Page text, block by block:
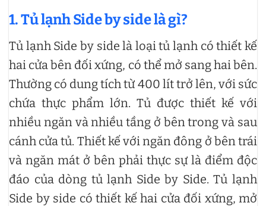
1. Tủ lạnh Side by side là gì?
Tủ lạnh Side by side là loại tủ lạnh có thiết kế
hai cửa bên đối xứng, có thể mở sang hai bên.
Thường có dung tích từ 400 lít trở lên, với sức
chứa thực phẩm lớn. Tủ được thiết kế với
nhiều ngăn và nhiều tầng ở bên trong và sau
cánh cửa tủ. Thiết kế với ngăn đông ở bên trái
và ngăn mát ở bên phải thực sự là điểm độc
đáo của dòng tủ lạnh Side by Side. Tủ lạnh
Side by side có thiết kế hai cửa đối xứng, mở